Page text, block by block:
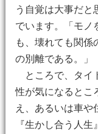
う自覚は大事だと
でいます。「モノ
も、壊れても関係
の別離である。」
ところで、タイ
性が気になるとこ
え、あるいは車や
『生かし合う人